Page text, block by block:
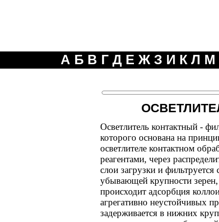
А Б В Г Д Е Ж З И К Л М
Осветлитель контактный -
которого основана на
осветлителе контактном
реагентами, через
слои загрузки и
убывающей крупности
происходит адсорбция
агрегативно неустойчивых
задерживается в нижних